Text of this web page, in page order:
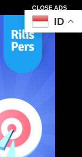
CLOSE ADS
ID